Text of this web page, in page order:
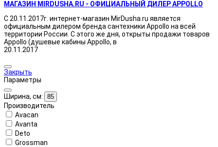
МАГАЗИН MIRDUSHA.RU - ОФИЦИАЛЬНЫЙ ДИЛЕР APPOLLO
С 20.11.2017г. интернет-магазин MirDusha.ru является
официальным дилером бренда сантехники Appollo на всей
территории России. С этого же дня, открыты продажи товаров
Appollo (душевые кабины Appollo, в
20.11.2017
Закрыть
Параметры
Ширина, см: 85
Производитель
Avacan
Avanta
Deto
Grossman